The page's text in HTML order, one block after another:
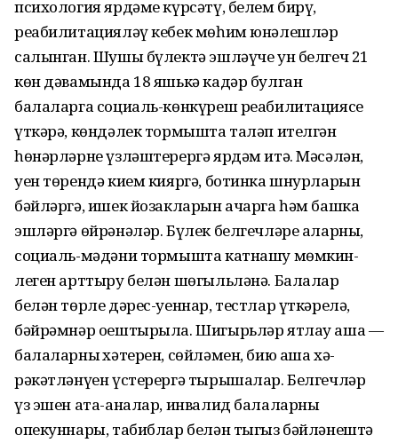
психология ярдәме күрсәтү, белем бирү,
реабилитацияләү кебек мөһим юнәлешләр
салынган. Шушы бүлектә эшләүче ун белгеч 21
көн дәвамында 18 яшькә кадәр булган
балаларга социаль-көнкүреш реабилитациясе
үткәрә, көндәлек тормышта таләп ителгән
һөнәрләрне үзләш­терергә ярдәм итә. Мәсәлән,
уен төрендә кием кияргә, ботинка шнурларын
бәйләргә, ишек йозакларын ачарга һәм башка
эшләргә өйрәнәләр. Бүлек белгечләре аларның,
социаль-мәдәни тормышта катнашу мөмкин­
леген арттыру белән шөгыльләнә. Балалар
белән төрле дәрес-уеннар, тестлар үткәрелә,
бәйрәмнәр оештырыла. Шигырьләр ятлау аша —
балаларның хәтерен, сөйләмен, бию аша хә­
рәкәтләнүен үстерергә тырышалар. Белгечләр
үз эшен ата-аналар, инвалид балаларның
опекуннары, табиблар белән тыгыз бәйләнештә